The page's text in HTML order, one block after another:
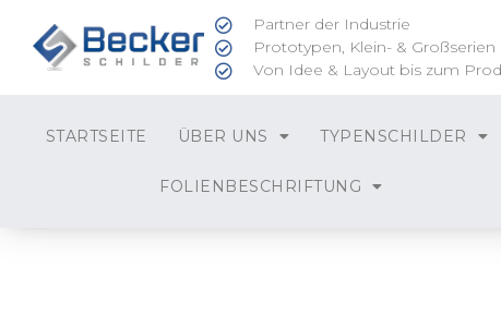
Partner der Industrie
Prototypen, Klein- & Großserien
Von Idee & Layout bis zum
STARTSEITE ÜBER UNS TYPENSCHILDER
FOLIENBESCHRIFTUNG